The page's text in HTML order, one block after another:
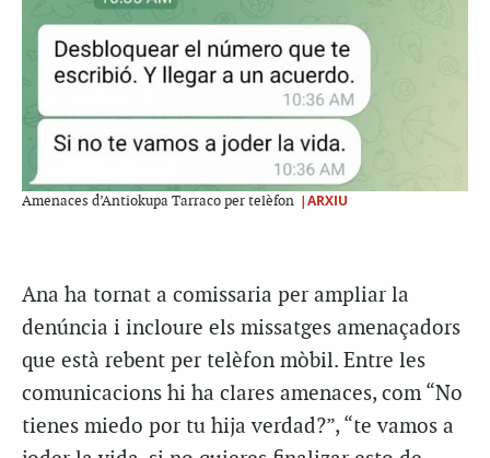
Amenaces d’Antiokupa Tarraco per telèfon |ARXIU
Ana ha tornat a comissaria per ampliar la
denúncia i incloure els missatges amenaçadors
que està rebent per telèfon mòbil. Entre les
comunicacions hi ha clares amenaces, com “No
tienes miedo por tu hija verdad?”, “te vamos a